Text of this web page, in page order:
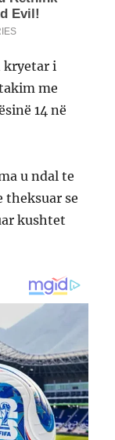
kryetar i
me
14 në
u ndal te
theksuar se
kushtet